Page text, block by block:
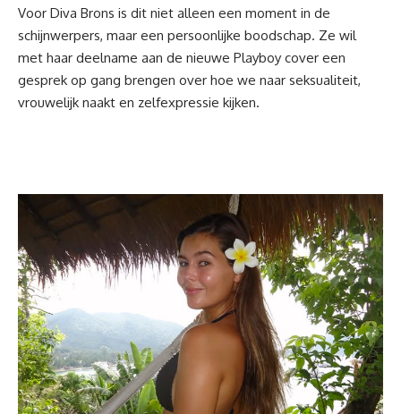
Voor Diva Brons is dit niet alleen een moment in de
schijnwerpers, maar een persoonlijke boodschap. Ze wil
met haar deelname aan de nieuwe Playboy cover een
gesprek op gang brengen over hoe we naar seksualiteit,
vrouwelijk naakt en zelfexpressie kijken.